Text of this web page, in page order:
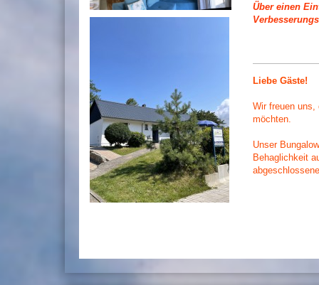
Über einen
Liebe Gäste!
Wir freuen uns,
möchten.
Unser
Behaglichkeit